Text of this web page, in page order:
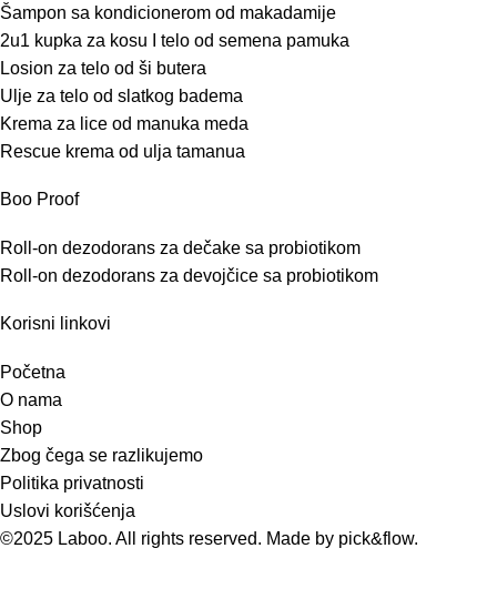
Šampon sa kondicionerom od makadamije
2u1 kupka za kosu I telo od semena pamuka
Losion za telo od ši butera
Ulje za telo od slatkog badema
Krema za lice od manuka meda
Rescue krema od ulja tamanua
Boo Proof
Roll-on dezodorans za dečake sa probiotikom
Roll-on dezodorans za devojčice sa probiotikom
Korisni linkovi
Početna
O nama
Shop
Zbog čega se razlikujemo
Politika privatnosti
Uslovi korišćenja
©2025 Laboo. All rights reserved. Made by pick&flow.